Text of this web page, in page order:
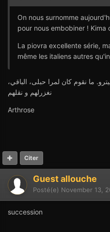
On nous surnomme
pour nous embobiner ! Kima
La piovra excellente série,
même les italiens autres
ما نقوم كان لمرا حبلى، الباقي،
نغزرلهم و نقلهم
Arthrose
Citer
Guest allouche
Posté(e) November 13,
succession